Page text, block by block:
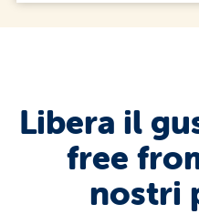
Libera il
free
nostri